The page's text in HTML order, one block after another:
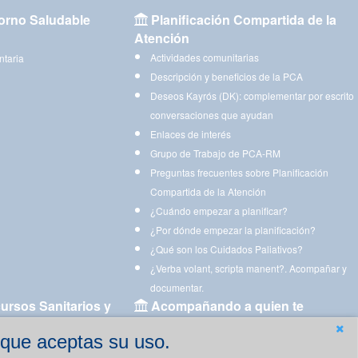
aceptas su uso.
Saludable
Planificación Compartida de la
Atención
Actividades comunitarias
Descripción y beneficios de la PCA
Deseos Kayrós (DK): complementar por escrito
conversaciones que ayudan
Enlaces de interés
Grupo de Trabajo de PCA-RM
Preguntas frecuentes sobre Planificación
Compartida de la Atención
¿Cuándo empezar a planificar?
¿Por dónde empezar la planificación?
¿Qué son los Cuidados Paliativos?
¿Verba volant, scripta manent?. Acompañar y
documentar.
Sanitarios y
Acompañando a quien te
Aplicaciones para descargar